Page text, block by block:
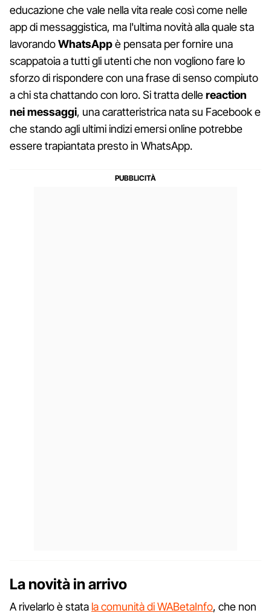
educazione che vale nella vita reale così come nelle
app di messaggistica, ma l'ultima novità alla quale sta
lavorandoWhatsAppè pensata per fornire una
scappatoia a tutti gli utenti che non vogliono fare lo
sforzo di rispondere con una frase di senso compiuto
a chi sta chattando con loro. Si tratta dellereaction
nei messaggi, una caratteristrica nata su Facebook e
che stando agli ultimi indizi emersi online potrebbe
essere trapiantata presto in WhatsApp.
La novità in arrivo
A rivelarlo è stata la comunità di WABetaInfo, che non